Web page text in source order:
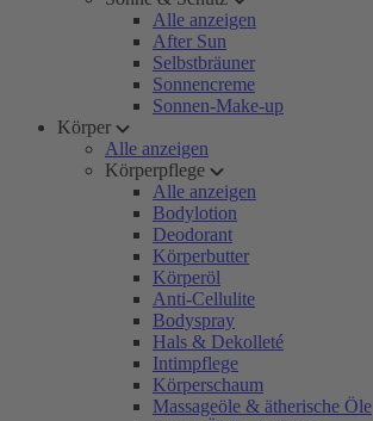
Alle anzeigen
After Sun
Selbstbräuner
Sonnencreme
Sonnen-Make-up
Körper
Alle anzeigen
Körperpflege
Alle anzeigen
Bodylotion
Deodorant
Körperbutter
Körperöl
Anti-Cellulite
Bodyspray
Hals & Dekolleté
Intimpflege
Körperschaum
Massageöle & ätherische Öle